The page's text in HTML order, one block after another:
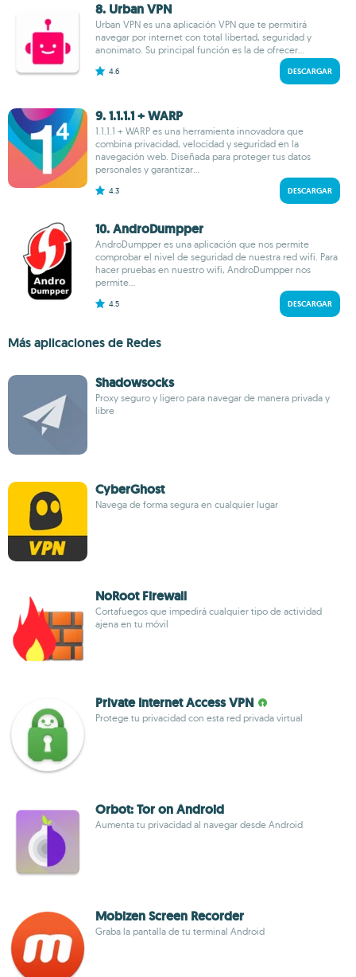
8. Urban VPN
Urban VPN es una aplicación VPN que te permitirá
navegar por internet con total libertad, seguridad y
anonimato. Su principal función es la de ofrecer...
4.6 DESCARGAR
9. 1.1.1.1 + WARP
1.1.1.1 + WARP es una herramienta innovadora que
combina privacidad, velocidad y seguridad en la
navegación web. Diseñada para proteger tus datos
personales y garantizar...
4.3 DESCARGAR
10. AndroDumpper
AndroDumpper es una aplicación que nos permite
comprobar el nivel de seguridad de nuestra red wifi. Para
hacer pruebas en nuestro wifi, AndroDumpper nos
permite...
4.5 DESCARGAR
Más aplicaciones de Redes
Shadowsocks
Proxy seguro y ligero para navegar de manera privada y
libre
CyberGhost
Navega de forma segura en cualquier lugar
NoRoot Firewall
Cortafuegos que impedirá cualquier tipo de actividad
ajena en tu móvil
Private Internet Access VPN
Protege tu privacidad con esta red privada virtual
Orbot: Tor on Android
Aumenta tu privacidad al navegar desde Android
Mobizen Screen Recorder
Graba la pantalla de tu terminal Android